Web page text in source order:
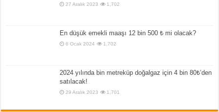
27 Aralık 2023 1,702
En düşük emekli maaşı 12 bin 500 ₺ mi olacak?
6 Ocak 2024 1,702
2024 yılında bin metreküp doğalgaz için 4 bin 80₺’den
satılacak!
29 Aralık 2023 1,701